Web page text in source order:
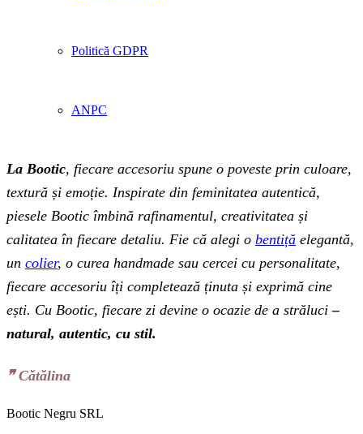
Politică GDPR
ANPC
La Bootic, fiecare accesoriu spune o poveste prin culoare,
textură și emoție. Inspirate din feminitatea autentică,
piesele Bootic îmbină rafinamentul, creativitatea și
calitatea în fiecare detaliu. Fie că alegi o bentiță elegantă,
un colier, o curea handmade sau cercei cu personalitate,
fiecare accesoriu îți completează ținuta și exprimă cine
ești. Cu Bootic, fiecare zi devine o ocazie de a străluci –
natural, autentic, cu stil.
❞‬ Cătălina
Bootic Negru SRL